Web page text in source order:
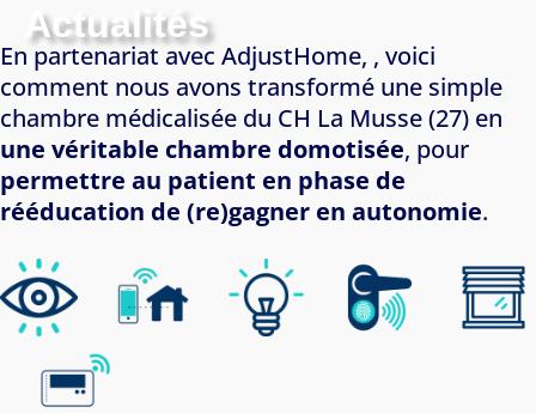
Actualités
En partenariat avec AdjustHome, , voici
comment nous avons transformé une simple
chambre médicalisée du CH La Musse (27) en
une véritable chambre domotisée, pour
permettre au patient en phase de
rééducation de (re)gagner en autonomie.